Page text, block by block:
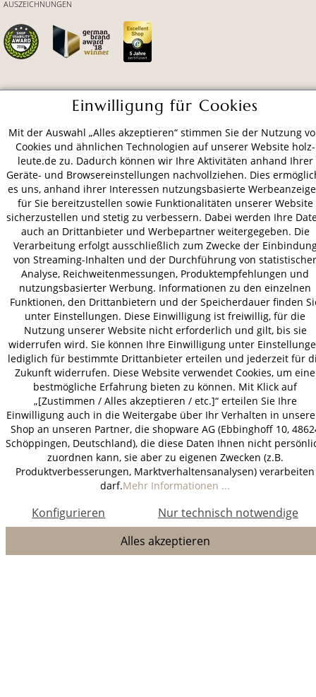
VERSAND
AUSZEICHNUNGEN
AGB Datenschutz
Impressum
© 2026 HOLZ-LEUTE
* Alle Preise inkl. gesetzl. Mehrwertsteuer zzgl.Versandkosten.
Einwilligung für Cookies
Mit der Auswahl „Alles akzeptieren“ stimmen Sie der Nutzung
Cookies und ähnlichen Technologien auf unserer Website holz-
leute.de zu. Dadurch können wir Ihre Aktivitäten anhand Ihrer
Geräte- und Browsereinstellungen nachvollziehen. Dies
es uns, anhand ihrer Interessen nutzungsbasierte
für Sie bereitzustellen sowie Funktionalitäten unserer Website
sicherzustellen und stetig zu verbessern. Dabei werden Ihre
auch an Drittanbieter und Werbepartner weitergegeben. Die
Verarbeitung erfolgt ausschließlich zum Zwecke der
von Streaming-Inhalten und der Durchführung von statistischer
Analyse, Reichweitenmessungen, Produktempfehlungen und
nutzungsbasierter Werbung. Informationen zu den einzelnen
Funktionen, den Drittanbietern und der Speicherdauer finden
unter Einstellungen. Diese Einwilligung ist freiwillig, für die
Nutzung unserer Website nicht erforderlich und gilt, bis sie
widerrufen wird. Sie können Ihre Einwilligung unter
lediglich für bestimmte Drittanbieter erteilen und jederzeit für
Zukunft widerrufen. Diese Website verwendet Cookies, um eine
bestmögliche Erfahrung bieten zu können. Mit Klick auf
„[Zustimmen / Alles akzeptieren / etc.]“ erteilen Sie Ihre
Einwilligung auch in die Weitergabe über Ihr Verhalten in
Shop an unseren Partner, die shopware AG (Ebbinghoff 10,
Schöppingen, Deutschland), die diese Daten Ihnen nicht
zuordnen kann, sie aber zu eigenen Zwecken (z.B.
Produktverbesserungen, Marktverhaltensanalysen) verarbeiten
darf.Mehr Informationen ...
Nur technisch notwendige
Konfigurieren
Alles akzeptieren